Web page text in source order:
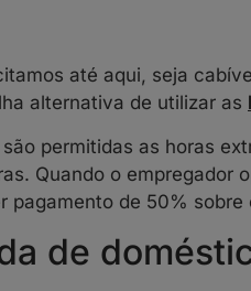
até aqui, seja
alternativa de utilizar as
permitidas as horas
Quando o empregador
pagamento de 50% sobre
de